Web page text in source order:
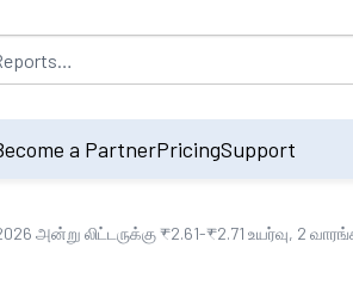
default on accessing the input field. On
a PartnerPricingSupport
அன்று லிட்டருக்கு ₹2.61-₹2.71 உயர்வு, 2